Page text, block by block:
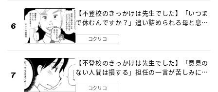
【不登校のきっかけは先生でした】「いつま
で休むんですか？」追い詰められる母と息子
コクリコ
【不登校のきっかけは先生でした】「意見の
ない人間は損する」担任の一言が苦しみに…
コクリコ